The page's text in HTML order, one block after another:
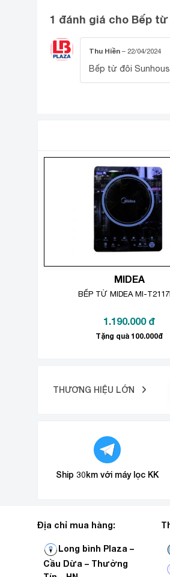
Xu hướng trang trí của
Bảng điều khiển
Bếp đôi điện từ
chế độ hoạt động mong
Hai vùng nấu tiện
các loại nồi chảo lớn.
1 đánh giá cho Bếp từ
Thu Hiền – 22/04/2024
Bếp từ đôi
MIDEA
BẾP TỪ MIDEA MI-
1.190.000 đ
Tặng quà 100.000đ
THƯƠNG HIỆU LỚN
Ship 30km với máy lọc KK
Địa chỉ mua hàng:
Long bình Plaza –
Cầu Dừa – Thường